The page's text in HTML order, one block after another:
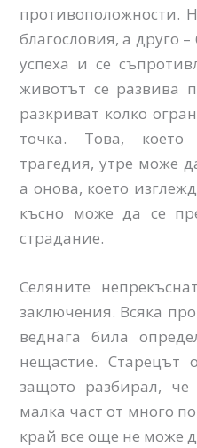
противоположности.
благословия, а друго
успеха и се
животът се развива
разкриват колко
точка. Това,
трагедия, утре може
а онова, което
късно може да се
страдание.
Селяните
заключения. Всяка
веднага била
нещастие. Старецът
защото разбирал,
малка част от много
край все още не може